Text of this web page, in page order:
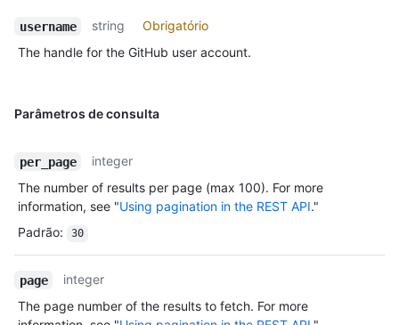
username string
Obrigatório
The handle for the GitHub user account.
Parâmetros de consulta
per_page
integer
The number of results per page (max 100). For more
information, see "Using pagination in the REST API."
Padrão: 30
page
integer
The page number of the results to fetch. For more